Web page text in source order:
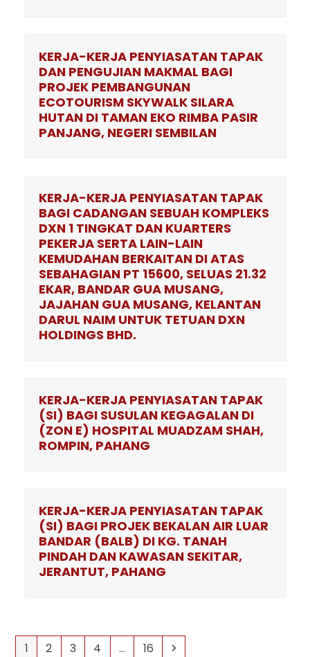
KERJA-KERJA PENYIASATAN TAPAK
DAN PENGUJIAN MAKMAL BAGI
PROJEK PEMBANGUNAN
ECOTOURISM SKYWALK SILARA
HUTAN DI TAMAN EKO RIMBA PASIR
PANJANG, NEGERI SEMBILAN
KERJA-KERJA PENYIASATAN TAPAK
BAGI CADANGAN SEBUAH KOMPLEKS
DXN 1 TINGKAT DAN KUARTERS
PEKERJA SERTA LAIN-LAIN
KEMUDAHAN BERKAITAN DI ATAS
SEBAHAGIAN PT 15600, SELUAS 21.32
EKAR, BANDAR GUA MUSANG,
JAJAHAN GUA MUSANG, KELANTAN
DARUL NAIM UNTUK TETUAN DXN
HOLDINGS BHD.
KERJA-KERJA PENYIASATAN TAPAK
(SI) BAGI SUSULAN KEGAGALAN DI
(ZON E) HOSPITAL MUADZAM SHAH,
ROMPIN, PAHANG
KERJA-KERJA PENYIASATAN TAPAK
(SI) BAGI PROJEK BEKALAN AIR LUAR
BANDAR (BALB) DI KG. TANAH
PINDAH DAN KAWASAN SEKITAR,
JERANTUT, PAHANG
1 2 3 4 … 16